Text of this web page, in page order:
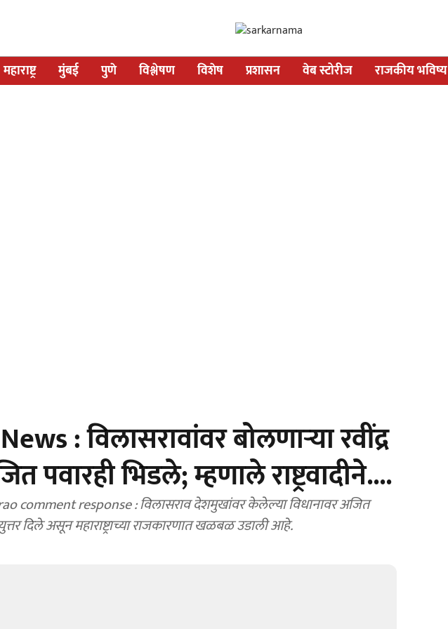
महाराष्ट्र मुंबई पुणे विश्लेषण विशेष प्रशासन वेब स्टोरीज राजकीय भविष्य
: विलासरावांवर बोलणाऱ्या रवींद्र
पवारही भिडले; म्हणाले राष्ट्रवादीने....
comment response : विलासराव देशमुखांवर केलेल्या विधानावर अजित
दिले असून महाराष्ट्राच्या राजकारणात खळबळ उडाली आहे.